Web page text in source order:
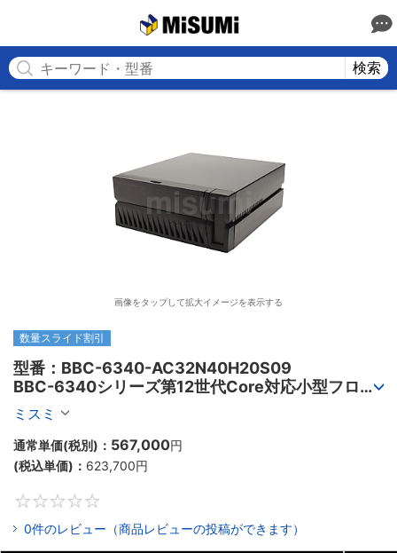
検索
画像をタップして拡大イメージを表示する
数量スライド割引
型番：BBC-6340-AC32N40H20S09
BBC-6340シリーズ第12世代Core対応小型フロア
マウントPC2PCI/2PCIe
ミスミ
通常単価(税別)： 567,000円
(税込単価)： 623,700円
0件のレビュー（商品レビューの投稿ができます）